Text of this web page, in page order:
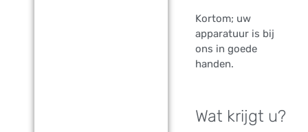
Kortom; uw
apparatuur is bij
ons in goede
handen.
Wat krijgt u?